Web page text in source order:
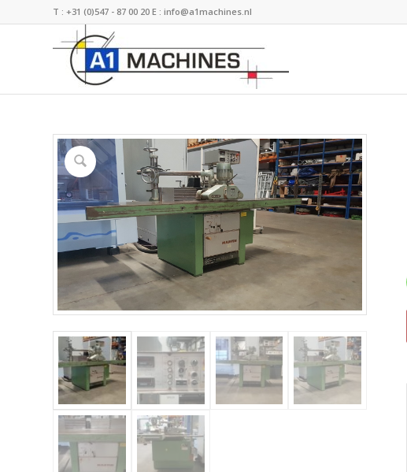
T : +31 (0)547 - 87 00 20 E : info@a1machines.nl